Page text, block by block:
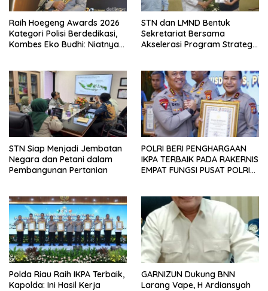
Raih Hoegeng Awards 2026
Kategori Polisi Berdedikasi,
Kombes Eko Budhi: Niatnya
STN dan LMND Bentuk
Sekretariat Bersama
Akselerasi Program Strategis
Pemerintahan Prabowo–
Gibran
STN Siap Menjadi Jembatan
Negara dan Petani dalam
Pembangunan Pertanian
POLRI BERI PENGHARGAAN
IKPA TERBAIK PADA RAKERNIS
EMPAT FUNGSI PUSAT POLRI
Polda Riau Raih IKPA Terbaik,
Kapolda: Ini Hasil Kerja
GARNIZUN Dukung BNN
Larang Vape, H Ardiansyah